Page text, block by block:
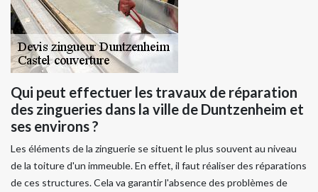
Qui peut effectuer les travaux de réparation
des zingueries dans la ville de Duntzenheim et
ses environs ?
Les éléments de la zinguerie se situent le plus souvent au niveau
de la toiture d'un immeuble. En effet, il faut réaliser des réparations
de ces structures. Cela va garantir l'absence des problèmes de